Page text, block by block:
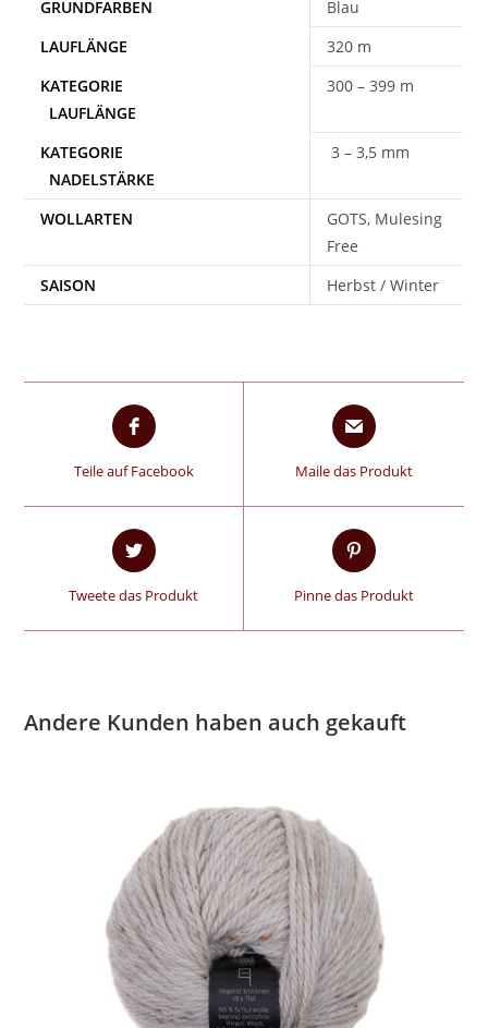
Blau
320 m
300 – 399 m
3 – 3,5 mm
WOLLARTEN
GOTS, Mulesing
Free
SAISON
Herbst / Winter
Teile auf Facebook Maile das Produkt
Tweete das Produkt Pinne das Produkt
Andere Kunden haben auch gekauft